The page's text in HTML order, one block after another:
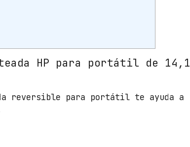
l
e
r
HP para portátil de 14,1
reversible para portátil te ayuda a